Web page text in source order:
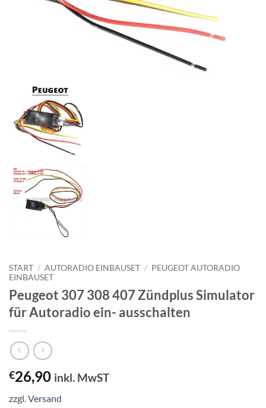
START / AUTORADIO EINBAUSET / PEUGEOT AUTORADIO
EINBAUSET
Peugeot 307 308 407 Zündplus Simulator
für Autoradio ein- ausschalten
€26,90 inkl. MwST
zzgl.Versand